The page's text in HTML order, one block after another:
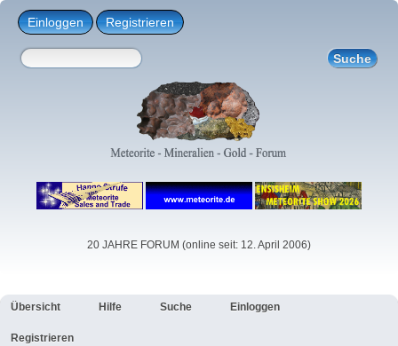
Einloggen Registrieren
20 JAHRE FORUM (online seit: 12. April 2006)
Übersicht Hilfe Suche Einloggen
Registrieren